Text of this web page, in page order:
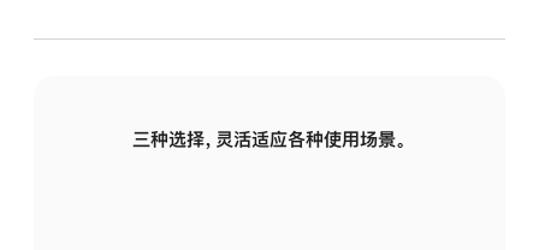
三种选择，灵活适应各种使用场景。